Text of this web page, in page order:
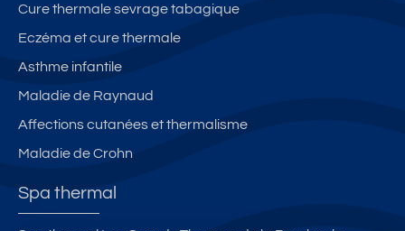
Cure thermale sevrage tabagique
Eczéma et cure thermale
Asthme infantile
Maladie de Raynaud
Affections cutanées et thermalisme
Maladie de Crohn
Spa thermal